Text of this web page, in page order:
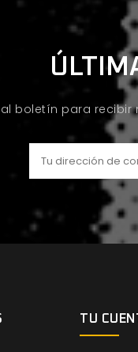
boletín para
TU